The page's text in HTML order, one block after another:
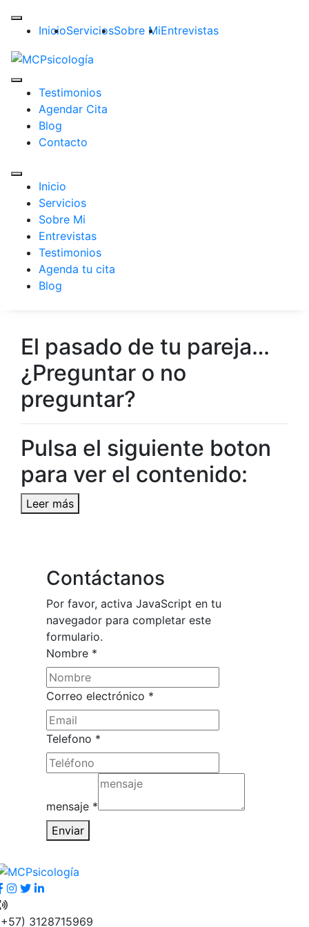
InicioServiciosSobre MiEntrevistas
Testimonios
Agendar Cita
Blog
Contacto
Inicio
Servicios
Sobre Mi
Entrevistas
Testimonios
Agenda tu cita
Blog
El pasado de tu pareja…
¿Preguntar o no
preguntar?
Pulsa el siguiente boton
para ver el contenido:
Leer más
Contáctanos
Por favor, activa JavaScript en tu
navegador para completar este
formulario.
Nombre *
Correo electrónico *
mensaje
Nombre
Correo
Telefono *
mensaje *
Enviar
3128715969